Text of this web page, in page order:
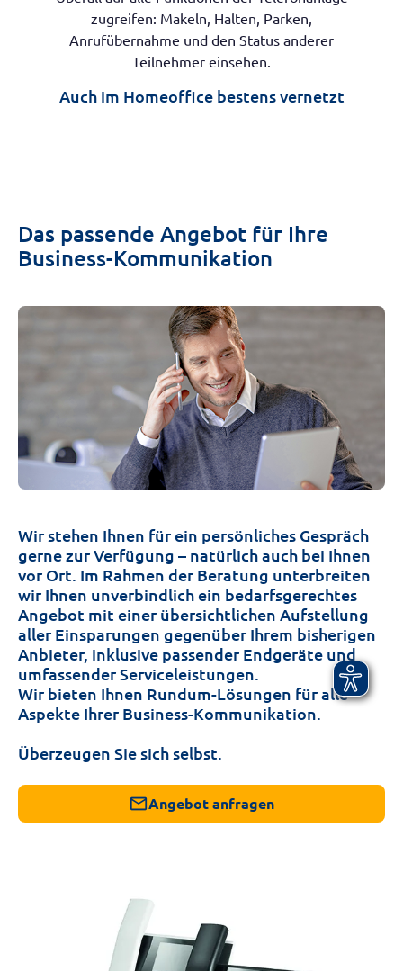
zugreifen: Makeln, Halten, Parken,
Anrufübernahme und den Status anderer
Teilnehmer einsehen.
Auch im Homeoffice bestens vernetzt
Das passende Angebot für Ihre
Business-Kommunikation
Wir stehen Ihnen für ein persönliches Gespräch
gerne zur Verfügung – natürlich auch bei Ihnen
vor Ort. Im Rahmen der Beratung unterbreiten
wir Ihnen unverbindlich ein bedarfsgerechtes
Angebot mit einer übersichtlichen Aufstellung
aller Einsparungen gegenüber Ihrem bisherigen
Anbieter, inklusive passender Endgeräte und
umfassender Serviceleistungen.
Wir bieten Ihnen Rundum-Lösungen für alle
Aspekte Ihrer Business-Kommunikation.
Überzeugen Sie sich selbst.
mailAngebot anfragen